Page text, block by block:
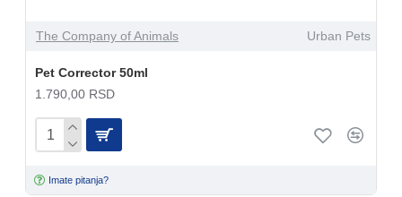
The Company of Animals Urban Pets
Pet Corrector 50ml
1.790,00 RSD
Imate pitanja?